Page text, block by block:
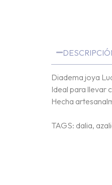
Diadema joya
Ideal para llevar
Hecha
TAGS: dalia,